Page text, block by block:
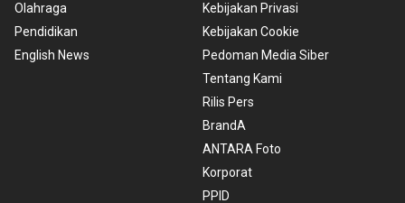
Olahraga
Pendidikan
English News
Kebijakan Privasi
Kebijakan Cookie
Pedoman Media Siber
Tentang Kami
Rilis Pers
BrandA
ANTARA Foto
Korporat
PPID